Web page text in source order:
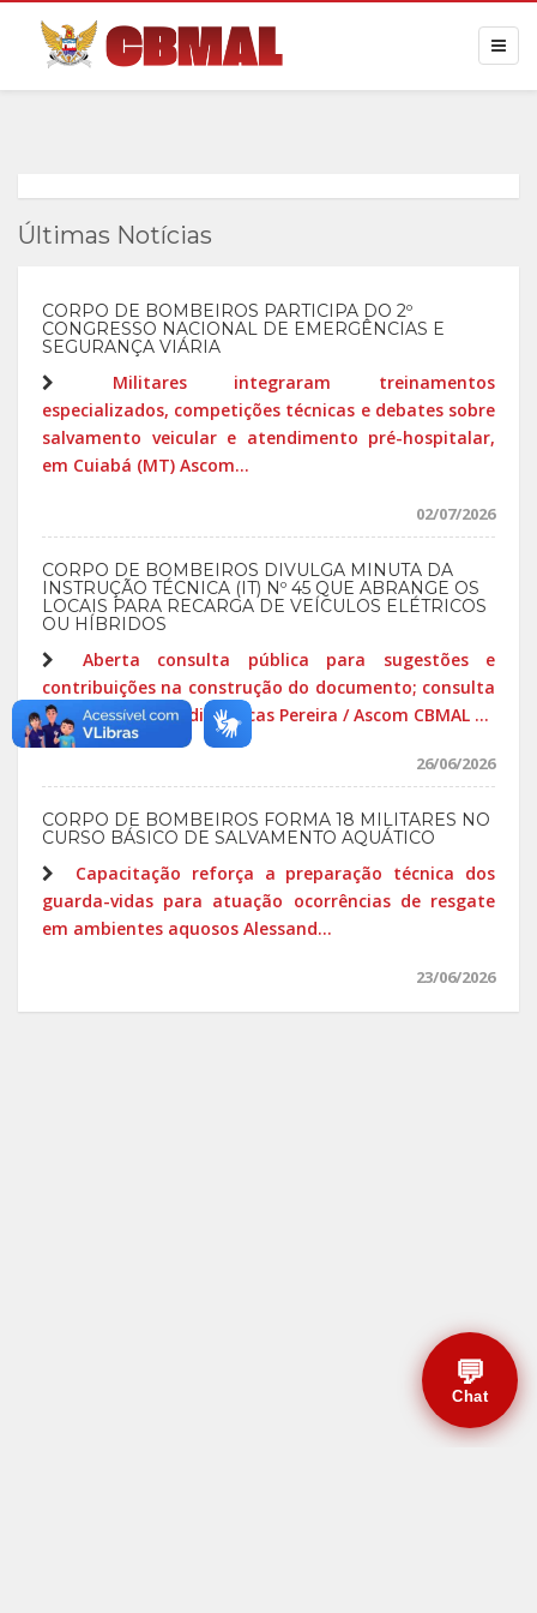
Últimas Notícias
CORPO DE BOMBEIROS PARTICIPA DO 2º
CONGRESSO NACIONAL DE EMERGÊNCIAS E
SEGURANÇA VIÁRIA
Militares integraram treinamentos
especializados, competições técnicas e debates sobre
salvamento veicular e atendimento pré-hospitalar,
em Cuiabá (MT) Ascom...
02/07/2026
CORPO DE BOMBEIROS DIVULGA MINUTA DA
INSTRUÇÃO TÉCNICA (IT) Nº 45 QUE ABRANGE OS
LOCAIS PARA RECARGA DE VEÍCULOS ELÉTRICOS
OU HÍBRIDOS
Aberta consulta pública para sugestões e
contribuições na construção do documento; consulta
disponível por 90 dias Lucas Pereira / Ascom CBMAL ...
26/06/2026
CORPO DE BOMBEIROS FORMA 18 MILITARES NO
CURSO BÁSICO DE SALVAMENTO AQUÁTICO
Capacitação reforça a preparação técnica dos
guarda-vidas para atuação ocorrências de resgate
em ambientes aquosos Alessand...
23/06/2026
💬
Chat